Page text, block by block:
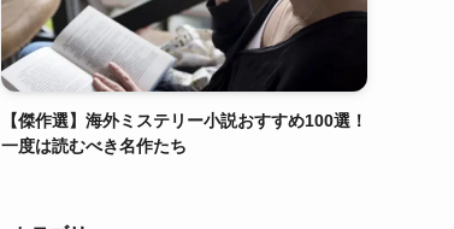
【傑作選】海外ミステリー小説おすすめ100選！
一度は読むべき名作たち